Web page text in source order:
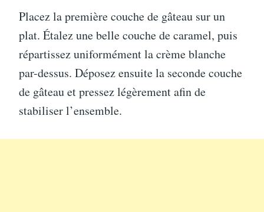
Placez la première couche de gâteau sur un
plat. Étalez une belle couche de caramel, puis
répartissez uniformément la crème blanche
par-dessus. Déposez ensuite la seconde couche
de gâteau et pressez légèrement afin de
stabiliser l’ensemble.